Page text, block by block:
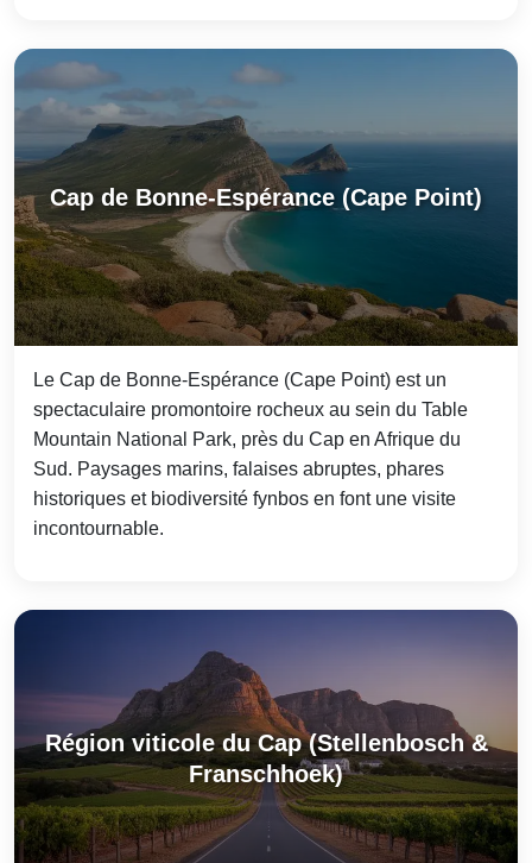
Cap de Bonne-Espérance (Cape Point)
Le Cap de Bonne-Espérance (Cape Point) est un
spectaculaire promontoire rocheux au sein du Table
Mountain National Park, près du Cap en Afrique du
Sud. Paysages marins, falaises abruptes, phares
historiques et biodiversité fynbos en font une visite
incontournable.
Région viticole du Cap (Stellenbosch &
Franschhoek)